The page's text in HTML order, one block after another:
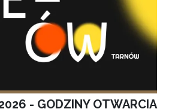
- GODZINY OTWARCIA